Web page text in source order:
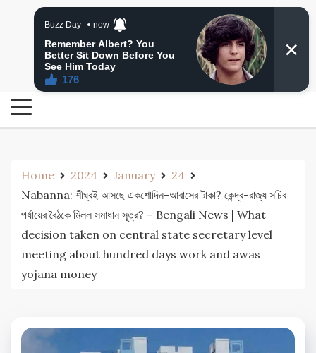
24 Ghanta Bangla News
24 Ghanta Bengali News
Home 2024 January
24
Nabanna: শীঘ্রই আসছে একশোদিন-আবাসের টাকা? কেন্দ্র-রাজ্য সচিব
পর্যায়ের বৈঠকে মিলল সমাধান সূত্র? – Bengali News | What
decision taken on central state secretary level
meeting about hundred days work and awas
yojana money